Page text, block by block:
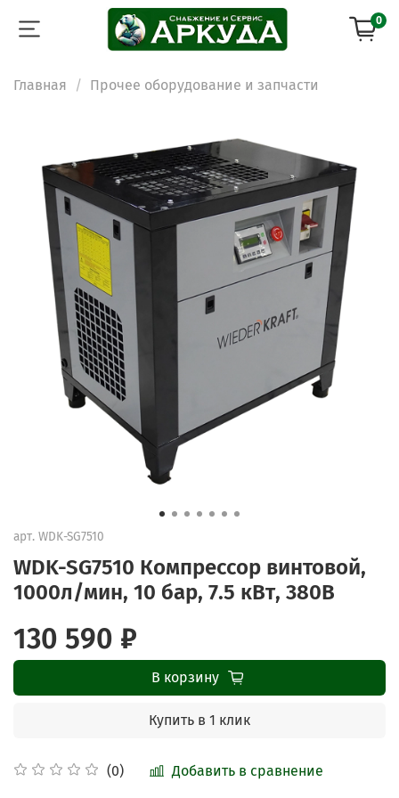
0
Главная Прочее оборудование и запчасти
арт. WDK-SG7510
WDK-SG7510 Компрессор винтовой,
1000л/мин, 10 бар, 7.5 кВт, 380В
(0) Добавить в сравнение
130 590 ₽
В корзину
Купить в 1 клик